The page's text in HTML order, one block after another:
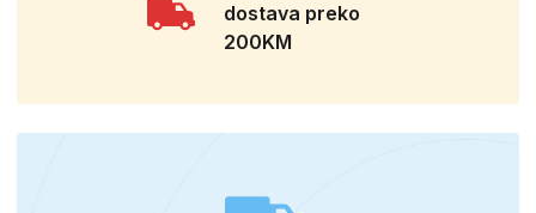
dostava preko
200KM